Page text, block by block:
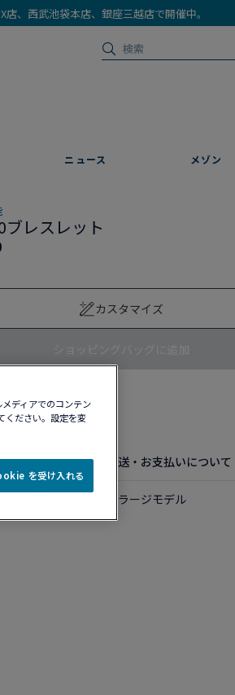
、西武池袋本店、銀座三越店で開催中。
ニュース メゾン
ブレスレット
カスタマイズ
ショッピングバッグに追加
を確認する​
お手入れ方法 配送・お支払いについて
ルド ダイアモンド ラージモデル
ディアでのコンテン
ください。設定を変
を受け入れる